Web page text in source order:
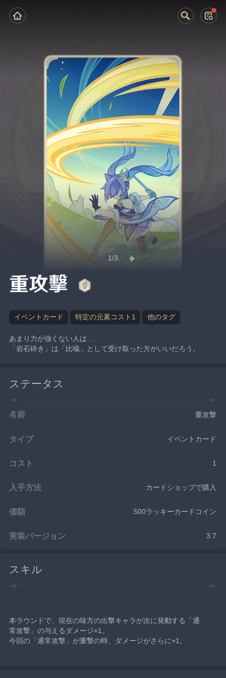
1/3
重攻撃
イベントカード 特定の元素コスト1 他のタグ
あまり力が強くない人は…
「岩石砕き」は「比喩」として受け取った方がいいだろう。
ステータス
名前 重攻撃
タイプ イベントカード
コスト 1
入手方法 カードショップで購入
価額 500ラッキーカードコイン
実装バージョン 3.7
スキル
本ラウンドで、現在の味方の出撃キャラが次に発動する「通
常攻撃」の与えるダメージ+1。
今回の「通常攻撃」が重撃の時、ダメージがさらに+1。